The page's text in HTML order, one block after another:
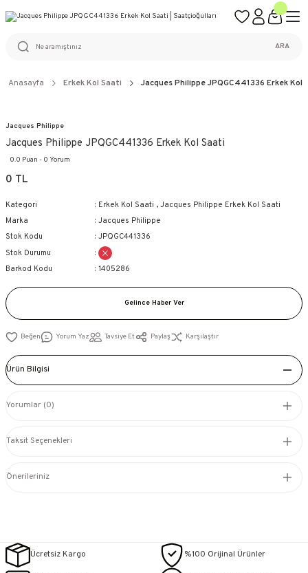
%100 ORİJİNAL ÜRÜN GARANTİSİ
ARA
Anasayfa Erkek Kol Saati Jacques Philippe JPQGC441336 Erkek Kol
Jacques Philippe
Jacques Philippe JPQGC441336 Erkek Kol Saati
0.0 Puan - 0 Yorum
0 TL
Kategori Erkek Kol Saati , Jacques Philippe Erkek Kol Saati
Marka
Jacques Philippe
Stok Kodu
JPQGC441336
Stok Durumu
Barkod Kodu
1405286
Gelince Haber Ver
Yorum Yaz Tavsiye Et Paylaş Karşılaştır
Ürün Bilgisi
Yorumlar (0)
Taksit Seçenekleri
Önerileriniz
Ücretsiz Kargo %100 Orijinal Ürünler